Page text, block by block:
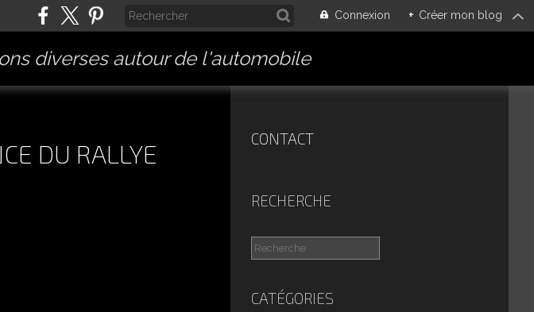
Connexion + Créer mon blog
diverses autour de l'automobile
DU RALLYE
CONTACT
RECHERCHE
CATÉGORIES